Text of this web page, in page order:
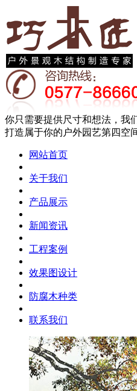
你只需要提供尺寸和想法，我
打造属于你的户外园艺第四空间
网站首页
关于我们
产品展示
新闻资讯
工程案例
效果图设计
防腐木种类
联系我们